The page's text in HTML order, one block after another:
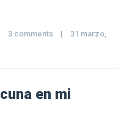
3 comments |
31 marzo,
en mi